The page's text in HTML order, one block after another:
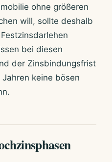
ohne größeren
will, sollte deshalb
bei diesen
der Zinsbindungsfrist
keine bösen